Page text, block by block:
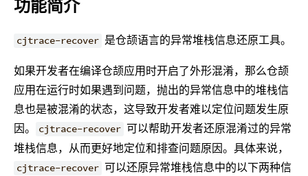
功能简介
cjtrace-recover 是仓颉语言的异常堆栈信息还原工具。
如果开发者在编译仓颉应用时开启了外形混淆，那么仓颉
应用在运行时如果遇到问题，抛出的异常信息中的堆栈信
息也是被混淆的状态，这导致开发者难以定位问题发生原
因。
cjtrace-recover 可以帮助开发者还原混淆过的异常
堆栈信息，从而更好地定位和排查问题原因。具体来说，
cjtrace-recover 可以还原异常堆栈信息中的以下两种信